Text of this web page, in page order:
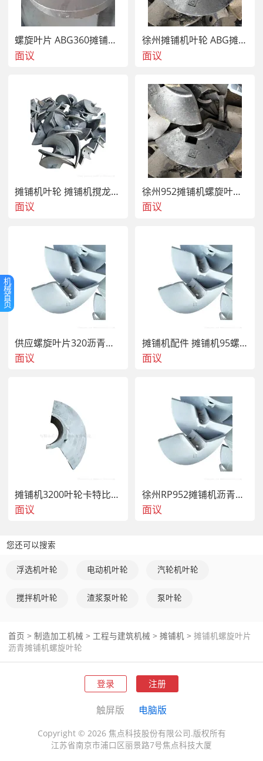
螺旋叶片 ABG360摊铺机螺旋叶片
面议
徐州摊铺机叶轮 ABG摊铺机420叶片
面议
摊铺机叶轮 摊铺机撹龙叶片 过度叶片
面议
徐州952摊铺机螺旋叶轮 水稳摊铺机叶片
面议
供应螺旋叶片320沥青摊铺机SANY摊铺机螺旋叶轮
面议
摊铺机配件 摊铺机95螺旋 叶轮 耐磨易损件
面议
摊铺机3200叶轮卡特比勒沥青叶片
面议
徐州RP952摊铺机沥青螺旋叶片 护套 连接叶片
面议
您还可以搜索
浮选机叶轮 电动机叶轮 汽轮机叶轮
搅拌机叶轮 渣浆泵叶轮 泵叶轮
首页 > 制造加工机械 > 工程与建筑机械 > 摊铺机 > 摊铺机螺旋叶片
沥青摊铺机螺旋叶轮
机
械
首
页
登录 注册
触屏版 电脑版
Copyright © 2026 焦点科技股份有限公司.版权所有
江苏省南京市浦口区丽景路7号焦点科技大厦